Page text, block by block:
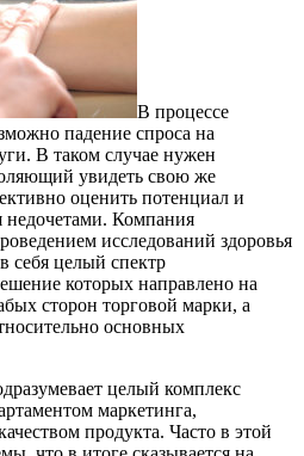
В процессе
падение спроса на
В таком случае нужен
увидеть свою же
оценить потенциал и
недочетами. Компания
исследований здоровья
себя целый спектр
которых направлено на
сторон торговой марки, а
основных
целый комплекс
маркетинга,
продукта. Часто в этой